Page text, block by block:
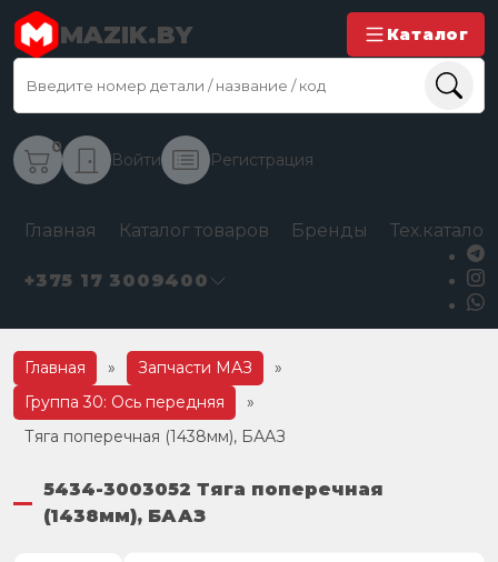
MAZIK.BY Каталог
0
Войти Регистрация
Главная Каталог товаров Бренды
+375 17 3009400
Главная » Запчасти МАЗ
»
Группа 30: Ось передняя
»
Тяга поперечная (1438мм), БААЗ
5434-3003052 Тяга поперечная
(1438мм), БААЗ